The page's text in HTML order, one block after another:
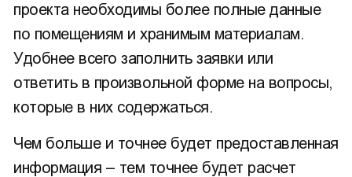
проекта необходимы более полные данные
по помещениям и хранимым материалам.
Удобнее всего заполнить заявки или
ответить в произвольной форме на вопросы,
которые в них содержаться.
Чем больше и точнее будет предоставленная
информация – тем точнее будет расчет